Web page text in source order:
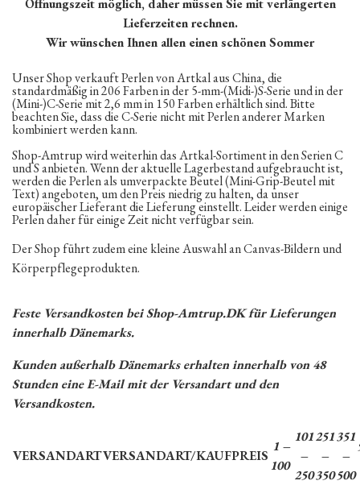
Öffnungszeit möglich, daher müssen Sie mit verlängerten
Lieferzeiten rechnen.
Wir wünschen Ihnen allen einen schönen Sommer
Unser Shop verkauft Perlen von Artkal aus China, die
standardmäßig in 206 Farben in der 5-mm-(Midi-)S-Serie und in der
(Mini-)C-Serie mit 2,6 mm in 150 Farben erhältlich sind. Bitte
beachten Sie, dass die C-Serie nicht mit Perlen anderer Marken
kombiniert werden kann.
Shop-Amtrup wird weiterhin das Artkal-Sortiment in den Serien C
und S anbieten. Wenn der aktuelle Lagerbestand aufgebraucht ist,
werden die Perlen als umverpackte Beutel (Mini-Grip-Beutel mit
Text) angeboten, um den Preis niedrig zu halten, da unser
europäischer Lieferant die Lieferung einstellt. Leider werden einige
Perlen daher für einige Zeit nicht verfügbar sein.
Der Shop führt zudem eine kleine Auswahl an Canvas-Bildern und
Körperpflegeprodukten.
Feste Versandkosten bei Shop-Amtrup.DK für Lieferungen
innerhalb Dänemarks.
Kunden außerhalb Dänemarks erhalten innerhalb von 48
Stunden eine E-Mail mit der Versandart und den
Versandkosten.
VERSANDARTVERSANDART/KAUFPREIS
1 –
100
101
–
250
251
–
350
351
–
500